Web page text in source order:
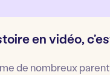
en vidéo,
de nombreux